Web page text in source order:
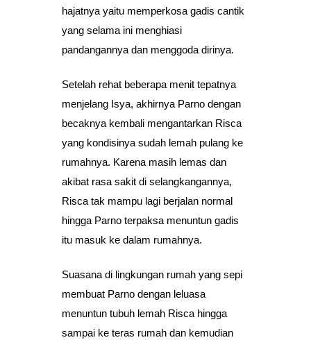
hajatnya yaitu memperkosa gadis cantik
yang selama ini menghiasi
pandangannya dan menggoda dirinya.
Setelah rehat beberapa menit tepatnya
menjelang Isya, akhirnya Parno dengan
becaknya kembali mengantarkan Risca
yang kondisinya sudah lemah pulang ke
rumahnya. Karena masih lemas dan
akibat rasa sakit di selangkangannya,
Risca tak mampu lagi berjalan normal
hingga Parno terpaksa menuntun gadis
itu masuk ke dalam rumahnya.
Suasana di lingkungan rumah yang sepi
membuat Parno dengan leluasa
menuntun tubuh lemah Risca hingga
sampai ke teras rumah dan kemudian